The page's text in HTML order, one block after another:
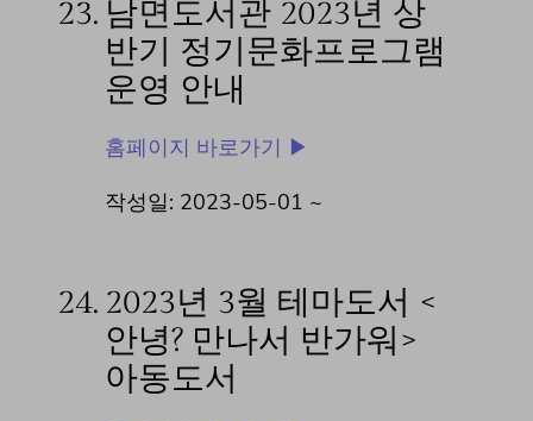
23. 남면도서관 2023년 상
반기 정기문화프로그램
운영 안내
홈페이지 바로가기 ▶
작성일: 2023-05-01 ~
24. 2023년 3월 테마도서 <
안녕? 만나서 반가워>
아동도서